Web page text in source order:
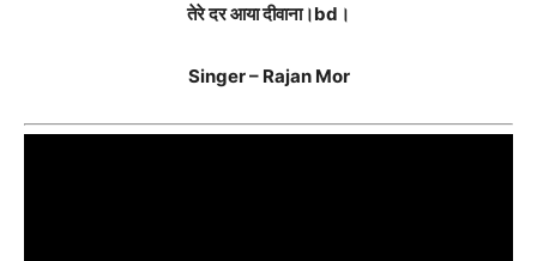
तेरे दर आया दीवाना।bd।
Singer – Rajan Mor